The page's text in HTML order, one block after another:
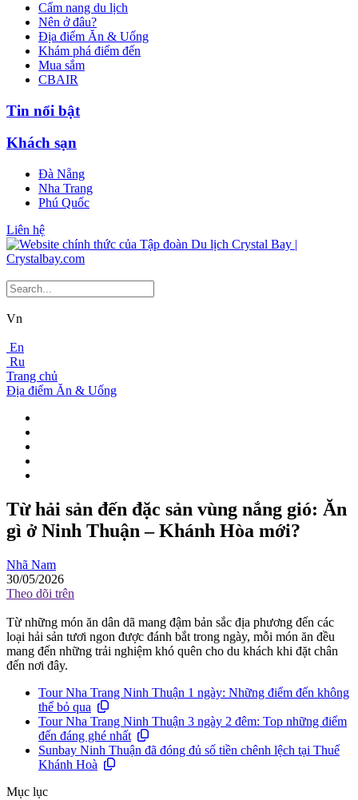
Cẩm nang du lịch
Nên ở đâu?
Địa điểm Ăn & Uống
Khám phá điểm đến
Mua sắm
CBAIR
Tin nổi bật
Khách sạn
Đà Nẵng
Nha Trang
Phú Quốc
Liên hệ
Vn
En
Ru
Trang chủ
Địa điểm Ăn & Uống
Từ hải sản đến đặc sản vùng nắng gió: Ăn
gì ở Ninh Thuận – Khánh Hòa mới?
Nhã Nam
30/05/2026
Theo dõi trên
Từ những món ăn dân dã mang đậm bản sắc địa phương đến các
loại hải sản tươi ngon được đánh bắt trong ngày, mỗi món ăn đều
mang đến những trải nghiệm khó quên cho du khách khi đặt chân
đến nơi đây.
Tour Nha Trang Ninh Thuận 1 ngày: Những điểm đến không
thể bỏ qua
Tour Nha Trang Ninh Thuận 3 ngày 2 đêm: Top những điểm
đến đáng ghé nhất
Sunbay Ninh Thuận đã đóng đủ số tiền chênh lệch tại Thuế
Khánh Hoà
Mục lục